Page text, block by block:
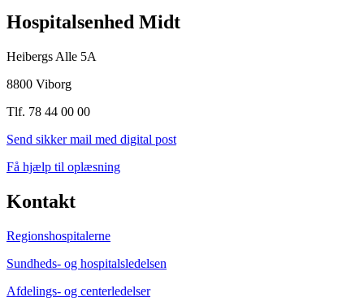
Hospitalsenhed Midt
Heibergs Alle 5A
8800 Viborg
Tlf. 78 44 00 00
Send sikker mail med digital post
Få hjælp til oplæsning
Kontakt
Regionshospitalerne
Sundheds- og hospitalsledelsen
Afdelings- og centerledelser